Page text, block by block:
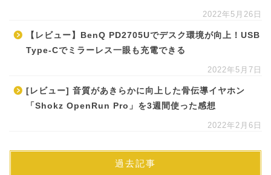
2022年5月26日
【レビュー】BenQ PD2705Uでデスク環境が向上！USB
Type-Cでミラーレス一眼も充電できる
2022年5月7日
[レビュー] 音質があきらかに向上した骨伝導イヤホン
「Shokz OpenRun Pro」を3週間使った感想
2022年2月6日
過去記事